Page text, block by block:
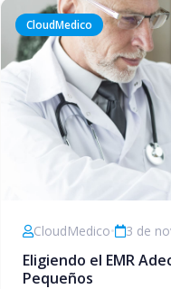
CloudMedico
CloudMedico• 3 de
Eligiendo el EMR
Pequeños